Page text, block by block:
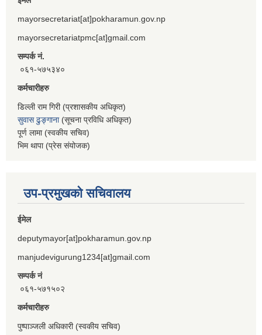
mayorsecretariat[at]pokharamun.gov.np
mayorsecretariatpmc[at]gmail.com
सम्पर्क नं.
०६१-५७५३४०
कर्मचारीहरु
डिल्ली राम गिरी (प्रशासकीय अधिकृत)
सुवास ढुङ्गाना(सूचना प्रविधि अधिकृत)
पूर्ण लामा (स्वकीय सचिव)
भिम थापा (प्रेस संयोजक)
उप-प्रमुखको सचिवालय
ईमेल
deputymayor[at]pokharamun.gov.np
manjudevigurung1234[at]gmail.com
सम्पर्क नं
०६१-५७१५०२
कर्मचारीहरु
पुष्पाञ्जली अधिकारी (स्वकीय सचिव)